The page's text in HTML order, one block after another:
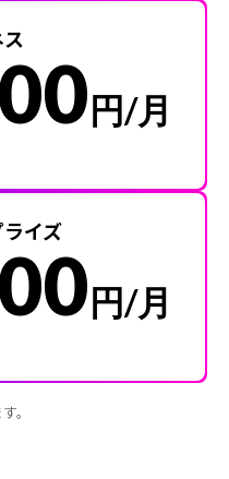
円/月
イズ
円/月
。